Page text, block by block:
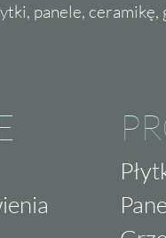
panele,